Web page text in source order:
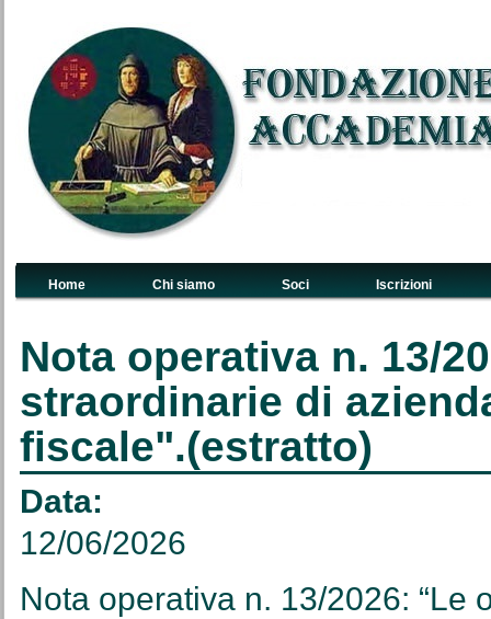
Links Primari
Home Chi siamo Soci Iscrizioni
Nota operativa n. 13/
straordinarie di
fiscale".(estratto)
Data:
12/06/2026
Nota operativa n. 13/2026: “Le